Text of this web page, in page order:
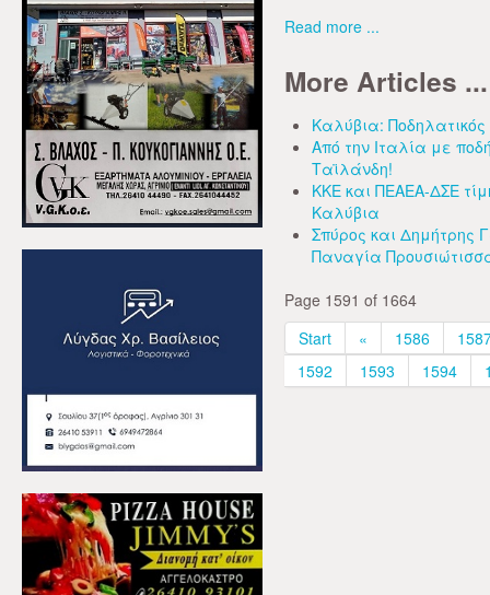
Read more ...
More Articles ...
Καλύβια:
Από την Ιταλία με
Ταϊλάνδη!
ΚΚΕ και ΠΕΑΕΑ-ΔΣΕ
Καλύβια
Σπύρος και Δημήτρης
Παναγία
Page 1591 of 1664
Start
« 1586
1592
1593 1594